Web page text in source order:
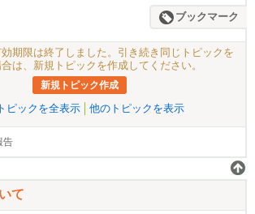
ブックマーク
期限は終了しました。引き続き同じトピックを
は、新規トピックを作成してください。
新規トピック作成
ピックを全表示 他のトピックを表示
告
て